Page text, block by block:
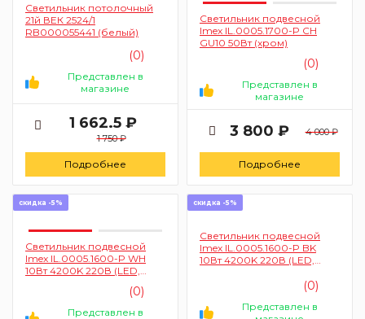
Светильник потолочный
21й ВЕК 2524/1
RB000055441 (белый)
(0)
Представлен в
магазине
1 662.5 ₽
1 750 ₽
Подробнее
Светильник подвесной
Imex IL.0005.1700-P CH
GU10 50Вт (хром)
(0)
Представлен в
магазине
3 800 ₽ 4 000 ₽
Подробнее
скидка -5%
Светильник подвесной
Imex IL.0005.1600-P WH
10Вт 4200K 220В (LED,
(0)
Представлен в
скидка -5%
Светильник подвесной
Imex IL.0005.1600-P BK
10Вт 4200K 220В (LED,
(0)
Представлен в